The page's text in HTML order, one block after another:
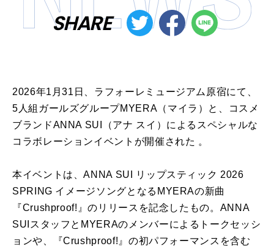
SHARE
2026年1月31日、ラフォーレミュージアム原宿にて、
5人組ガールズグループMYERA（マイラ）と、コスメ
ブランドANNA SUI（アナ スイ）によるスペシャルな
コラボレーションイベントが開催された 。
本イベントは、ANNA SUI リップスティック 2026
SPRING イメージソングとなるMYERAの新曲
『Crushproof!』のリリースを記念したもの。ANNA
SUIスタッフとMYERAのメンバーによるトークセッシ
ョンや、『Crushproof!』の初パフォーマンスを含む